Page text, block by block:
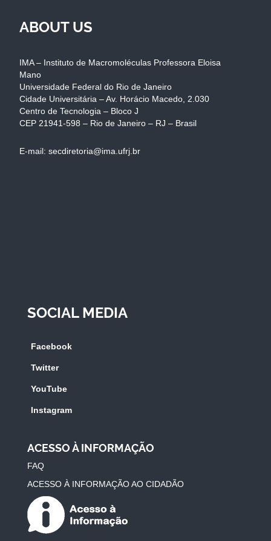
ABOUT US
IMA – Instituto de Macromoléculas Professora Eloisa
Mano
Universidade Federal do Rio de Janeiro
Cidade Universitária – Av. Horácio Macedo, 2.030
Centro de Tecnologia – Bloco J
CEP 21941-598 – Rio de Janeiro – RJ – Brasil
E-mail: secdiretoria@ima.ufrj.br
SOCIAL MEDIA
Facebook
Twitter
YouTube
Instagram
ACESSO À INFORMAÇÃO
FAQ
ACESSO À INFORMAÇÃO AO CIDADÃO